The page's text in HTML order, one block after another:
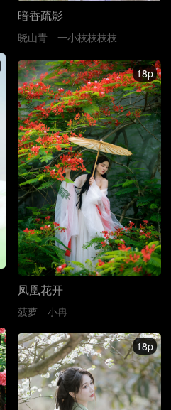
暗香疏影
晓山青 一小枝枝枝枝
18p
凤凰花开
菠萝 小冉
18p